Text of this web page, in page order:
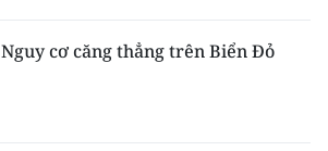
Nguy cơ căng thẳng trên Biển Đỏ